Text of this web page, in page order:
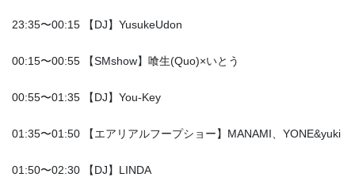
23:35〜00:15 【DJ】YusukeUdon
00:15〜00:55 【SMshow】喰生(Quo)×いとう
00:55〜01:35 【DJ】You-Key
01:35〜01:50 【エアリアルフープショー】MANAMI、YONE&yuki
01:50〜02:30 【DJ】LINDA